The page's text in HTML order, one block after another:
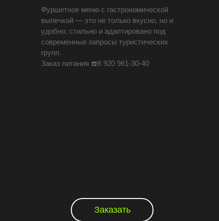
Фуршетное меню с гастрономической
выпечкой — это не только вкусно, но и
удобно, стильно и адаптировано под
современные запросы туристических
групп.
Заказ питания ☎️8 920 961-30-40
Заказать